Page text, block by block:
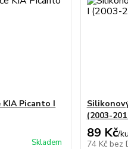
Picanto I
Skladem
(2003-
89 Kč/
74 Kč bez